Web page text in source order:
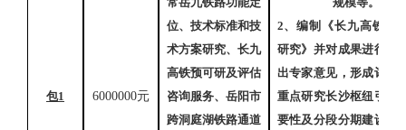
包1 6000000元
位、技术标准和技
术方案研究、长九
高铁预可研及评估
咨询服务、岳阳市
跨洞庭湖铁路通道
2、编制《长九高铁预
研究》并对成果进行评
出专家意见，形成评估
重点研究长沙枢纽引出
要性及分段分期建设时